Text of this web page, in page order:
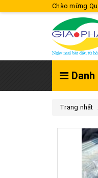
Chào mừng
Danh
Trang nhất